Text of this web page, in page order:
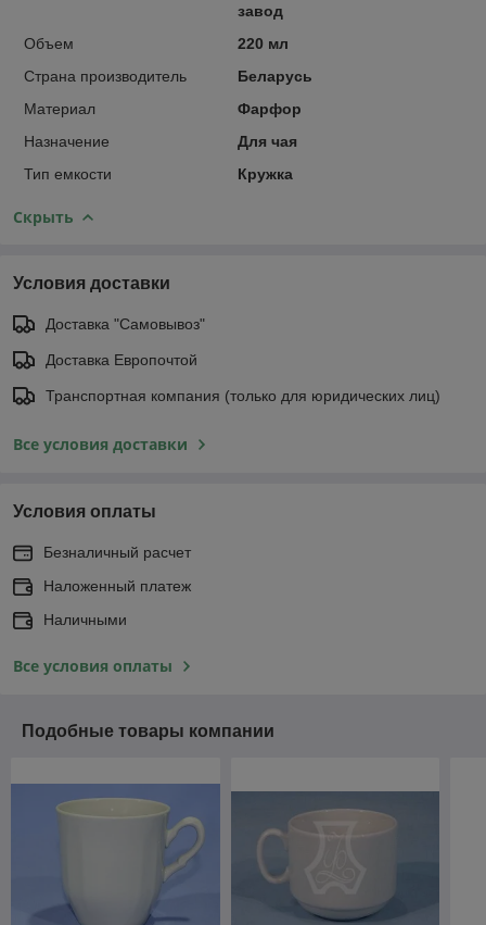
завод
Объем
220 мл
Страна производитель
Беларусь
Материал
Фарфор
Назначение
Для чая
Тип емкости
Кружка
Скрыть
Условия доставки
Доставка "Самовывоз"
Доставка Европочтой
Транспортная компания (только для юридических лиц)
Все условия доставки
Условия оплаты
Безналичный расчет
Наложенный платеж
Наличными
Все условия оплаты
Подобные товары компании